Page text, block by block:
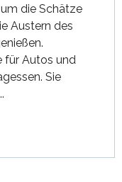
die Schätze
Austern des
für Autos und
Sie